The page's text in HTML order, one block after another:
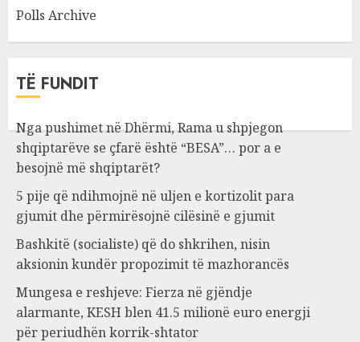
Polls Archive
TË FUNDIT
Nga pushimet në Dhërmi, Rama u shpjegon
shqiptarëve se çfarë është “BESA”… por a e
besojnë më shqiptarët?
5 pije që ndihmojnë në uljen e kortizolit para
gjumit dhe përmirësojnë cilësinë e gjumit
Bashkitë (socialiste) që do shkrihen, nisin
aksionin kundër propozimit të mazhorancës
Mungesa e reshjeve: Fierza në gjëndje
alarmante, KESH blen 41.5 milionë euro energji
për periudhën korrik-shtator